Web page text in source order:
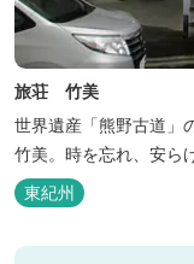
旅荘 竹美
世界遺産「熊野古道」
竹美。時を忘れ、安ら
東紀州